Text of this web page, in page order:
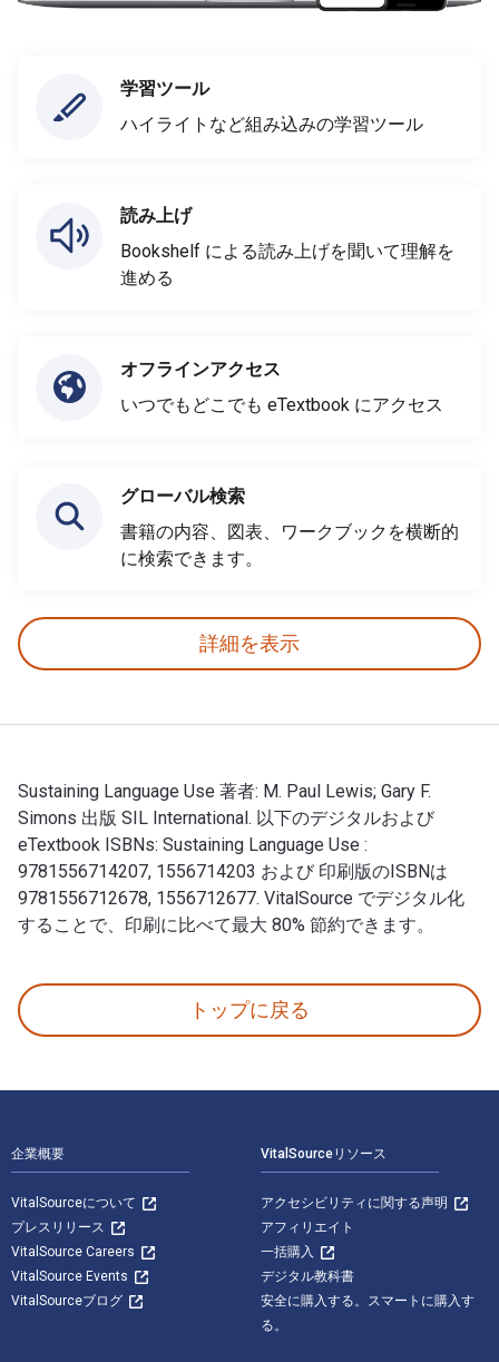
学習ツール
ハイライトなど組み込みの学習ツール
読み上げ
Bookshelf による読み上げを聞いて理解を
進める
オフラインアクセス
いつでもどこでも eTextbook にアクセス
グローバル検索
書籍の内容、図表、ワークブックを横断的
に検索できます。
詳細を表示
Sustaining Language Use 著者: M. Paul Lewis; Gary F.
Simons 出版 SIL International. 以下のデジタルおよび
eTextbook ISBNs: Sustaining Language Use :
9781556714207, 1556714203 および 印刷版のISBNは
9781556712678, 1556712677. VitalSource でデジタル化
することで、印刷に比べて最大 80% 節約できます。
トップに戻る
企業概要
VitalSourceについて
プレスリリース
VitalSource Careers
VitalSource Events
VitalSourceブログ
VitalSourceリソース
アクセシビリティに関する声明
アフィリエイト
一括購入
デジタル教科書
安全に購入する。スマートに購入す
る。